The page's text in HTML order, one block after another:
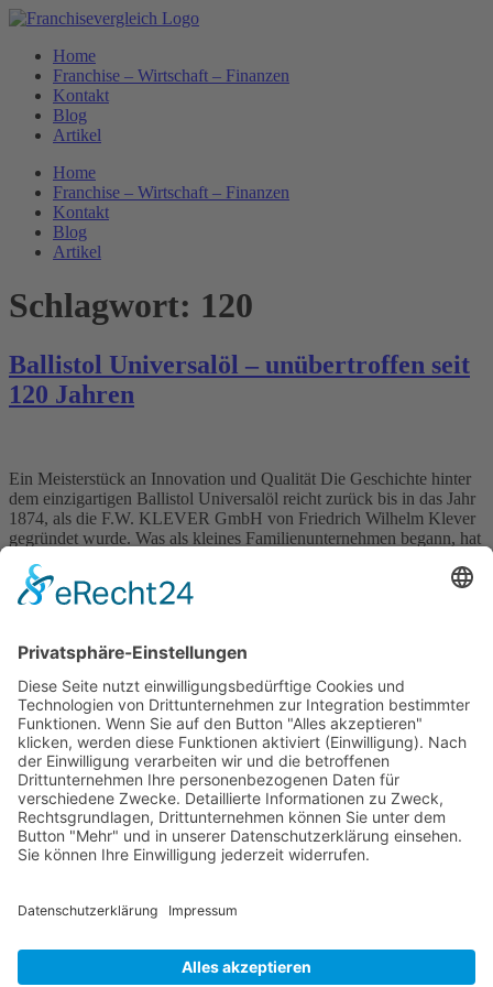
Zum
springenHome
Franchise – Wirtschaft – Finanzen
Kontakt
Blog
Artikel
Home
Franchise – Wirtschaft – Finanzen
Kontakt
Blog
Artikel
Schlagwort: 120
Ballistol Universalöl – unübertroffen seit
120 Jahren
Ein Meisterstück an Innovation und Qualität Die Geschichte hinter
dem einzigartigen Ballistol Universalöl reicht zurück bis in das Jahr
1874, als die F.W. KLEVER GmbH von Friedrich Wilhelm Klever
gegründet wurde. Was als kleines Familienunternehmen begann, hat
entwickelt, das heute als BALLISTOL GmbH Kunden weltweit
beliefert. […]
Impressum
Datenschutz
Kooperation
Werbung
Presse- und Öffentlichkeitsarbeit
Aktuelles
Themenwelt